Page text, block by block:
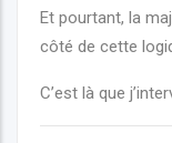
Et pourtant, la
côté de cette
C’est là que